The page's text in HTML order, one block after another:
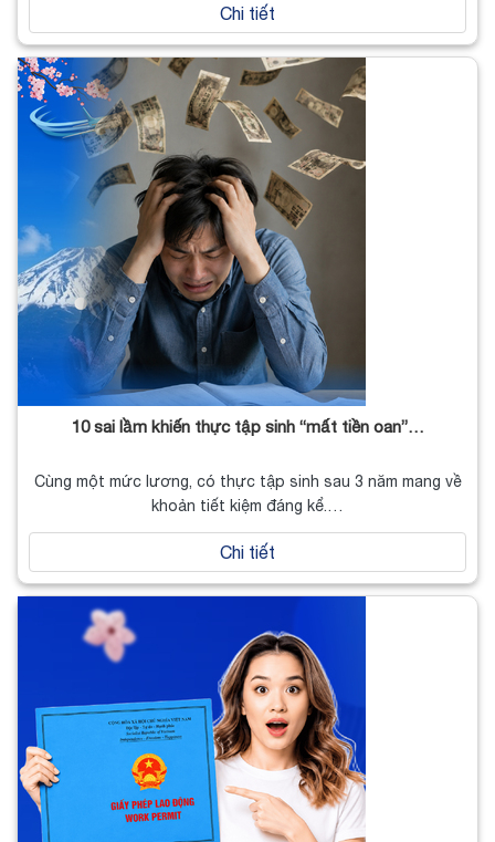
Chi tiết
10 sai lầm khiến thực tập sinh “mất tiền oan”…
Cùng một mức lương, có thực tập sinh sau 3 năm mang về
khoản tiết kiệm đáng kể.…
Chi tiết